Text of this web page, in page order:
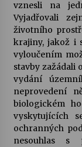
vznesli na
Vyjadřovali
životního
krajiny, jakož i
vyloučením
stavby zažádali
vydání
neprovedení
biologickém
vyskytujících
ochranných
nesouhlas s